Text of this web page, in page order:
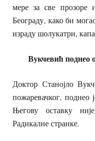
мере за све
Београду, како би
израду шолукатри,
Вукчевић поднео
Доктор Станојло
пожаревачког, поднео
Његову оставку
Радикалне странке.